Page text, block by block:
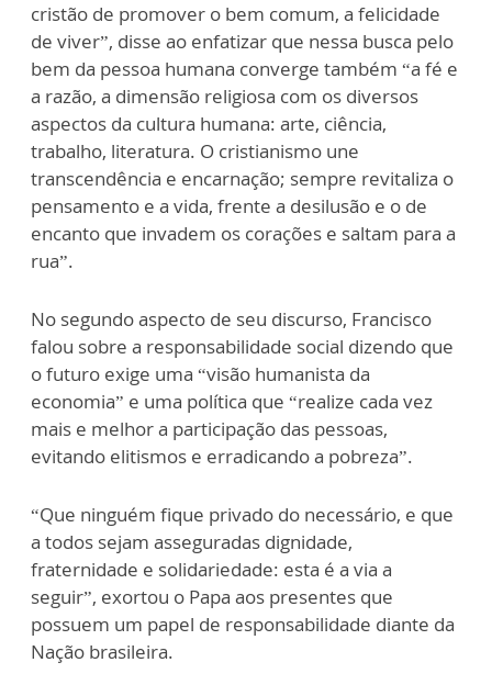
cristão de promover o bem comum, a felicidade
de viver”, disse ao enfatizar que nessa busca pelo
bem da pessoa humana converge também “a fé e
a razão, a dimensão religiosa com os diversos
aspectos da cultura humana: arte, ciência,
trabalho, literatura. O cristianismo une
transcendência e encarnação; sempre revitaliza o
pensamento e a vida, frente a desilusão e o de
encanto que invadem os corações e saltam para a
rua”.
No segundo aspecto de seu discurso, Francisco
falou sobre a responsabilidade social dizendo que
o futuro exige uma “visão humanista da
economia” e uma política que “realize cada vez
mais e melhor a participação das pessoas,
evitando elitismos e erradicando a pobreza”.
“Que ninguém fique privado do necessário, e que
a todos sejam asseguradas dignidade,
fraternidade e solidariedade: esta é a via a
seguir”, exortou o Papa aos presentes que
possuem um papel de responsabilidade diante da
Nação brasileira.